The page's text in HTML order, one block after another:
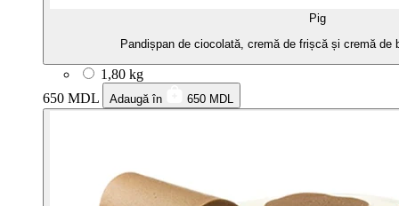
Pig
Pandișpan de ciocolată, cremă de frișcă și cremă de
1,80 kg
650 MDL
Adaugă în 650 MDL